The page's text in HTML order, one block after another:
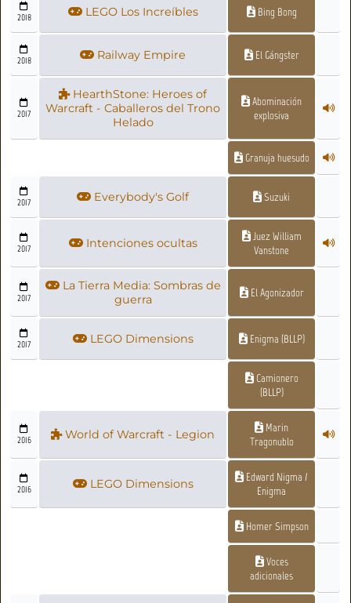
2018 LEGO Los Increíbles Bing Bong
2018 Railway Empire El Gángster
2017
HearthStone: Heroes of
Warcraft - Caballeros del Trono
Helado
Abominación
explosiva
Granuja huesudo
2017 Everybody's Golf Suzuki
2017 Intenciones ocultas
Juez William
Vanstone
2017
La Tierra Media: Sombras de
guerra
El Agonizador
2017 LEGO Dimensions Enigma (BLLP)
Camionero
(BLLP)
2016 World of Warcraft - Legion
Marin
Tragonublo
2016 LEGO Dimensions
Edward Nigma /
Enigma
Homer Simpson
Voces
adicionales